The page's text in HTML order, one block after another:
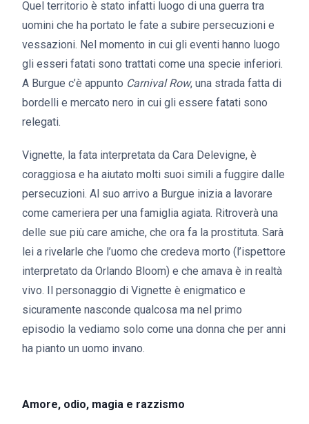
Quel territorio è stato infatti luogo di una guerra tra
uomini che ha portato le fate a subire persecuzioni e
vessazioni. Nel momento in cui gli eventi hanno luogo
gli esseri fatati sono trattati come una specie inferiori.
A Burgue c’è appunto Carnival Row, una strada fatta di
bordelli e mercato nero in cui gli essere fatati sono
relegati.
Vignette, la fata interpretata da Cara Delevigne, è
coraggiosa e ha aiutato molti suoi simili a fuggire dalle
persecuzioni. Al suo arrivo a Burgue inizia a lavorare
come cameriera per una famiglia agiata. Ritroverà una
delle sue più care amiche, che ora fa la prostituta. Sarà
lei a rivelarle che l’uomo che credeva morto (l’ispettore
interpretato da Orlando Bloom) e che amava è in realtà
vivo. Il personaggio di Vignette è enigmatico e
sicuramente nasconde qualcosa ma nel primo
episodio la vediamo solo come una donna che per anni
ha pianto un uomo invano.
Amore, odio, magia e razzismo